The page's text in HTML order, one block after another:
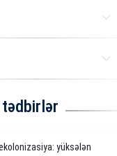
yüksələn